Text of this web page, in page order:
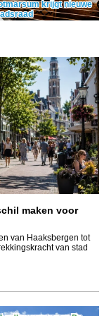
krijgt nieuwe
maken voor
van Haaksbergen tot
van stad